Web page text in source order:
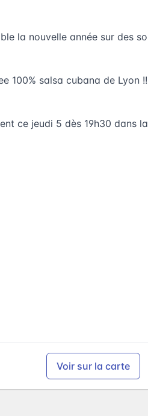
la nouvelle année sur des
100% salsa cubana de Lyon
ce jeudi 5 dès 19h30 dans
Voir sur la carte